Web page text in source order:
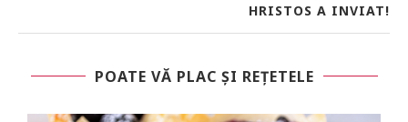
HRISTOS A INVIAT!
POATE VĂ PLAC ȘI REȚETELE